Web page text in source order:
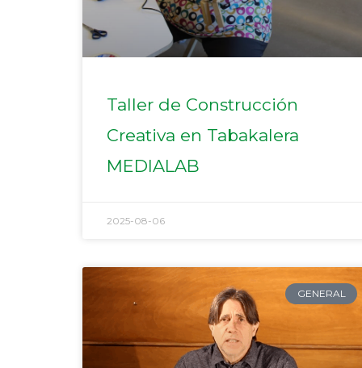
Taller de Construcción
Creativa en Tabakalera
MEDIALAB
2025-08-06
GENERAL